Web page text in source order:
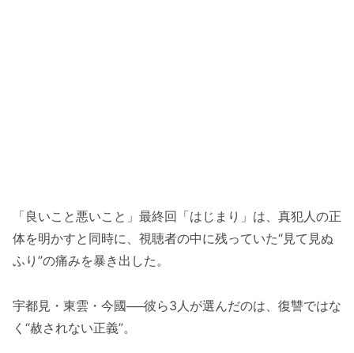
「良いこと悪いこと」最終回「はじまり」は、真犯人の正
体を明かすと同時に、視聴者の中に残っていた“見て見ぬ
ふり”の痛みを暴き出した。
宇都見・東雲・今國──彼ら3人が選んだのは、復讐ではな
く“赦されない正義”。